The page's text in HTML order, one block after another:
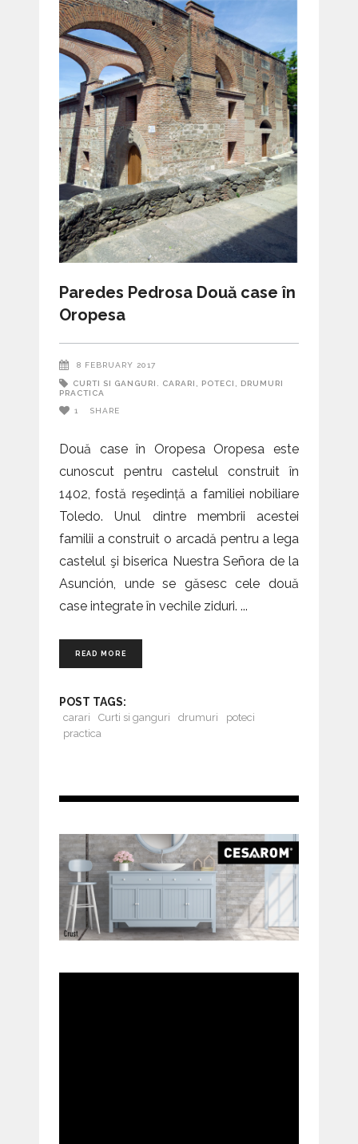
Paredes Pedrosa Două case în
Oropesa
8 FEBRUARY 2017
CURTI SI GANGURI. CARARI, POTECI, DRUMURI
PRACTICA
1 SHARE
Două case în Oropesa Oropesa este
cunoscut pentru castelul construit în
1402, fostă reşedință a familiei nobiliare
Toledo. Unul dintre membrii acestei
familii a construit o arcadă pentru a lega
castelul şi biserica Nuestra Señora de la
Asunción, unde se găsesc cele două
case integrate în vechile ziduri.
READ MORE
POST TAGS:
carari Curti si ganguri drumuri
poteci
practica